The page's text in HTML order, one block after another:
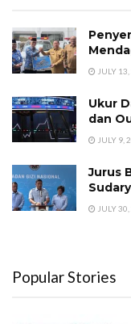
JULY
Ukur
dan
JULY 9,
Jurus
JULY
Popular Stories